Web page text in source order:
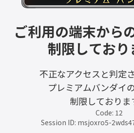
ご利用の端末から
制限しており
不正なアクセスと判定
プレミアムバンダイ
制限しておりま
Code: 12
Session ID: msjoxro5-